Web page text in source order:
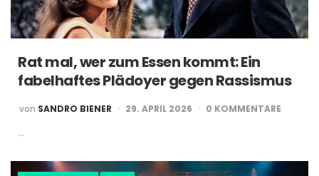
Rat mal, wer zum Essen kommt: Ein
fabelhaftes Plädoyer gegen Rassismus
POSTED
BY
von SANDRO BIENER 29. APRIL 2026 0 KOMMENTARE
…